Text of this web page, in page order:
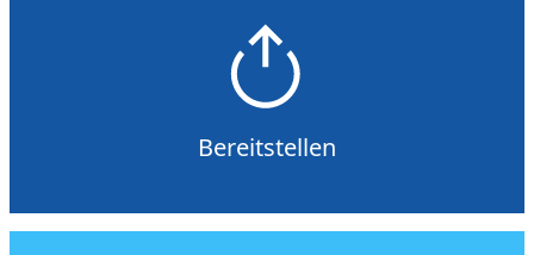
Bereitstellen